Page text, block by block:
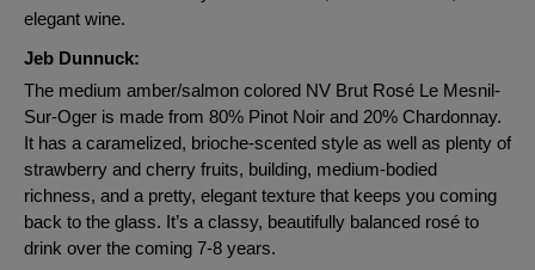
elegant wine.
Jeb Dunnuck:
The medium amber/salmon colored NV Brut Rosé Le Mesnil-
Sur-Oger is made from 80% Pinot Noir and 20% Chardonnay.
It has a caramelized, brioche-scented style as well as plenty of
strawberry and cherry fruits, building, medium-bodied
richness, and a pretty, elegant texture that keeps you coming
back to the glass. It’s a classy, beautifully balanced rosé to
drink over the coming 7-8 years.